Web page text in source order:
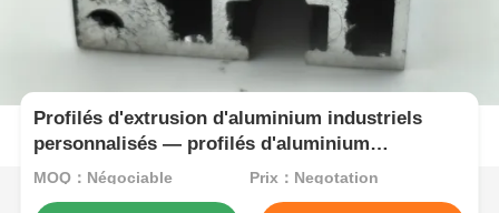
Profilés d'extrusion d'aluminium industriels
personnalisés — profilés d'aluminium
structurels robustes pour machines
MOQ：Négociable Prix：Negotation